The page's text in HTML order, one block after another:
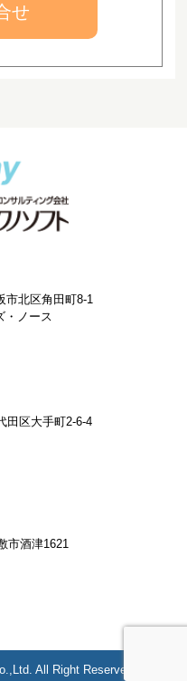
せ
北区角田町8-1
・ノース
区大手町2-6-4
市酒津1621
All Right Reserved